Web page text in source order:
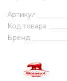
Артикул
Код товара
Бренд